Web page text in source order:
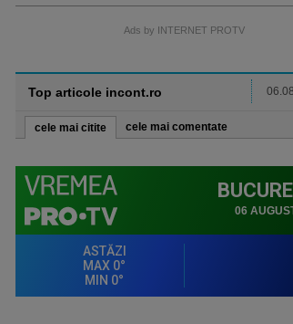
Ads by INTERNET PROTV
Top articole incont.ro
cele mai citite cele mai comentate